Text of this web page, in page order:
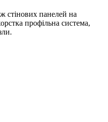
стінових панелей на
профільна система,